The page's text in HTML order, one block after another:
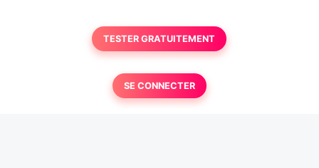
TESTER GRATUITEMENT
SE CONNECTER